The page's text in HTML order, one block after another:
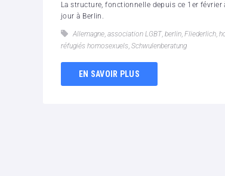
La structure, fonctionnelle depuis ce 1er
jour à Berlin.
Allemagne, association LGBT, berlin, Fliederlich,
réfugiés homosexuels, Schwulenberatung
EN SAVOIR PLUS